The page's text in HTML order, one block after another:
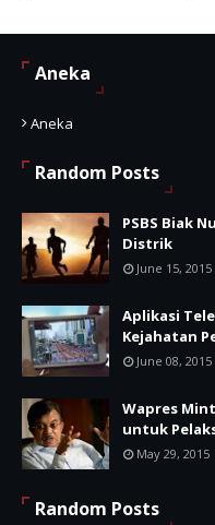
Aneka
Aneka
Random Posts
PSBS Biak
Distrik
June 15, 2015
Aplikasi
Kejahatan
June 08, 2015
Wapres
untuk
May 29, 2015
Random Posts